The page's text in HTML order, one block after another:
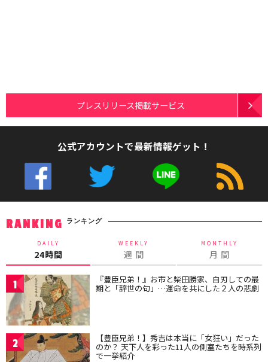
プレスリリース掲載サービス
公式アカウントで最新情報ゲット！
RANKING ランキング
DAILY
24時間
WEEKLY
週 間
MONTHLY
月 間
1 『豊臣兄弟！』お市と柴田勝家、自刃しての最
期と「辞世の句」…運命を共にした２人の悲劇
2 【豊臣兄弟！】秀吉は本当に「女狂い」だった
のか？ 天下人を彩った11人の側室たちを時系列
で一挙紹介